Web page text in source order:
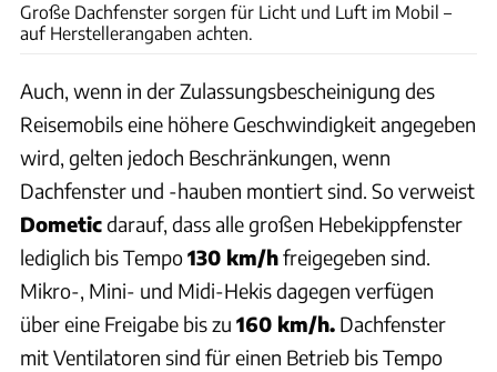
Große Dachfenster sorgen für Licht und Luft im Mobil –
auf Herstellerangaben achten.
Auch, wenn in der Zulassungsbescheinigung des
Reisemobils eine höhere Geschwindigkeit angegeben
wird, gelten jedoch Beschränkungen, wenn
Dachfenster und -hauben montiert sind. So verweist
Dometicdarauf, dass alle großen Hebekippfenster
lediglich bis Tempo130 km/hfreigegeben sind.
Mikro-, Mini- und Midi-Hekis dagegen verfügen
über eine Freigabe bis zu 160 km/h. Dachfenster
mit Ventilatoren sind für einen Betrieb bis Tempo